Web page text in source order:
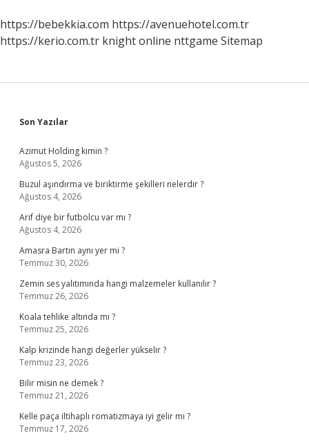
https://bebekkia.com https://avenuehotel.com.tr
https://kerio.com.tr knight online nttgame Sitemap
Sidebar
Son Yazılar
Azimut Holding kimin ?
Ağustos 5, 2026
Buzul aşındırma ve biriktirme şekilleri nelerdir ?
Ağustos 4, 2026
Arif diye bir futbolcu var mı ?
Ağustos 4, 2026
Amasra Bartın aynı yer mi ?
Temmuz 30, 2026
Zemin ses yalıtımında hangi malzemeler kullanılır ?
Temmuz 26, 2026
Koala tehlike altında mı ?
Temmuz 25, 2026
Kalp krizinde hangi değerler yükselir ?
Temmuz 23, 2026
Bilir misin ne demek ?
Temmuz 21, 2026
Kelle paça iltihaplı romatizmaya iyi gelir mi ?
Temmuz 17, 2026